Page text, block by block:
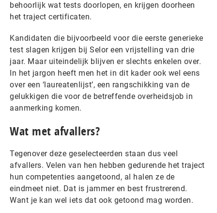
behoorlijk wat tests doorlopen, en krijgen doorheen
het traject certificaten.
Kandidaten die bijvoorbeeld voor die eerste generieke
test slagen krijgen bij Selor een vrijstelling van drie
jaar. Maar uiteindelijk blijven er slechts enkelen over.
In het jargon heeft men het in dit kader ook wel eens
over een ‘laureatenlijst’, een rangschikking van de
gelukkigen die voor de betreffende overheidsjob in
aanmerking komen.
Wat met afvallers?
Tegenover deze geselecteerden staan dus veel
afvallers. Velen van hen hebben gedurende het traject
hun competenties aangetoond, al halen ze de
eindmeet niet. Dat is jammer en best frustrerend.
Want je kan wel iets dat ook getoond mag worden.